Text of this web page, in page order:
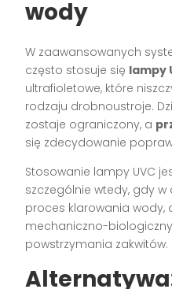
wody
W zaawansowanych
często stosuje się lampy
ultrafioletowe, które
rodzaju drobnoustroje.
zostaje ograniczony, a
się zdecydowanie
Stosowanie lampy UVC
szczególnie wtedy, gdy
proces klarowania wody,
mechaniczno-
powstrzymania zakwitów.